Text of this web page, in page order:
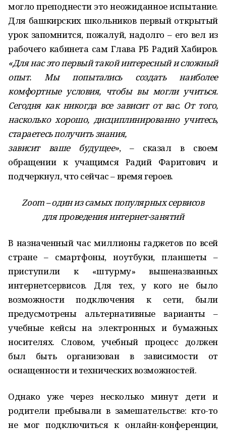
могло преподнести это неожиданное испытание.
Для башкирских школьников первый открытый
урок запомнится, пожалуй, надолго – его вел из
рабочего кабинета сам Глава РБ Радий Хабиров.
«Для нас это первый такой интересный и сложный
опыт. Мы попытались создать наиболее
комфортные условия, чтобы вы могли учиться.
Сегодня как никогда все зависит от вас. От того,
насколько хорошо, дисциплинированно учитесь,
стараетесь получить знания,
зависит ваше будущее», – сказал в своем
обращении к учащимся Радий Фаритович и
подчеркнул, что сейчас – время героев.
Zoom – один из самых популярных сервисов
для проведения интернет-занятий
В назначенный час миллионы гаджетов по всей
стране – смартфоны, ноутбуки, планшеты –
приступили к «штурму» вышеназванных
интернетсервисов. Для тех, у кого не было
возможности подключения к сети, были
предусмотрены альтернативные варианты –
учебные кейсы на электронных и бумажных
носителях. Словом, учебный процесс должен
был быть организован в зависимости от
оснащенности и технических возможностей.
Однако уже через несколько минут дети и
родители пребывали в замешательстве: кто-то
не мог подключиться к онлайн-конференции,